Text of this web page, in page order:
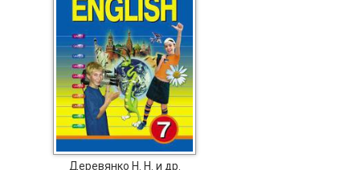
Деревянко Н. Н. и др.